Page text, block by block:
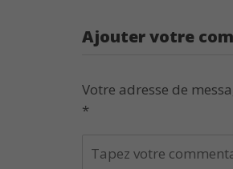
Ajouter votre
Votre adresse de
*